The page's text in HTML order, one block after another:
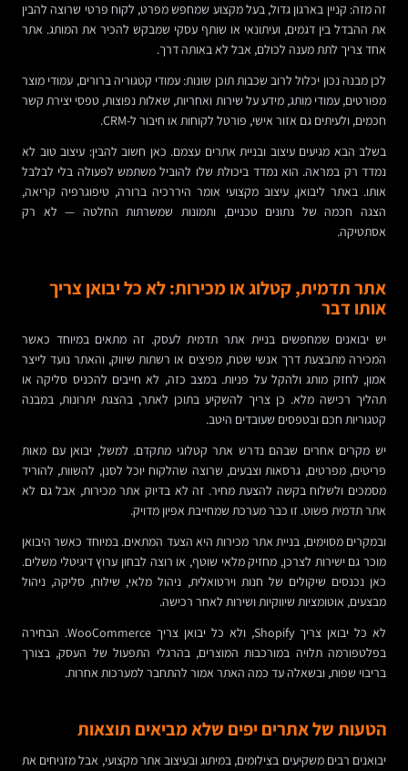
זה מזה: קניין בארגון גדול, בעל מקצוע שמחפש מפרט, לקוח פרטי שרוצה להבין
את ההבדל בין דגמים, ועיתונאי או שותף עסקי שמבקש להכיר את המותג. אתר
אחד צריך לתת מענה לכולם, אבל לא באותה דרך.
לכן מבנה נכון יכלול לרוב שכבות תוכן שונות: עמודי קטגוריה ברורים, עמודי מוצר
מפורטים, עמודי מותג, מידע על שירות ואחריות, שאלות נפוצות, טפסי יצירת קשר
חכמים, ולעיתים גם אזור אישי, פורטל לקוחות או חיבור ל-CRM.
בשלב הבא מגיעים עיצוב ובניית אתרים עצמם. כאן חשוב להבין: עיצוב טוב לא
נמדד רק במראה. הוא נמדד ביכולת שלו להוביל משתמש לפעולה בלי לבלבל
אותו. באתר ליבואן, עיצוב מקצועי אומר היררכיה ברורה, טיפוגרפיה קריאה,
הצגה חכמה של נתונים טכניים, ותמונות שמשרתות החלטה — לא רק
אסתטיקה.
אתר תדמית, קטלוג או מכירות: לא כל יבואן צריך
אותו דבר
יש יבואנים שמחפשים בניית אתר תדמית לעסק. זה מתאים במיוחד כאשר
המכירה מתבצעת דרך אנשי שטח, מפיצים או רשתות שיווק, והאתר נועד לייצר
אמון, לחזק מותג ולהקל על פניות. במצב כזה, לא חייבים להכניס סליקה או
תהליך רכישה מלא. כן צריך להשקיע בתוכן לאתר, בהצגת יתרונות, במבנה
קטגוריות חכם ובטפסים שעובדים היטב.
יש מקרים אחרים שבהם נדרש אתר קטלוגי מתקדם. למשל, יבואן עם מאות
פריטים, מפרטים, גרסאות וצבעים, שרוצה שהלקוח יוכל לסנן, להשוות, להוריד
מסמכים ולשלוח בקשה להצעת מחיר. זה לא בדיוק אתר מכירות, אבל גם לא
אתר תדמית פשוט. זו כבר מערכת שמחייבת אפיון מדויק.
ובמקרים מסוימים, בניית אתר מכירות היא הצעד המתאים. במיוחד כאשר היבואן
מוכר גם ישירות לצרכן, מחזיק מלאי שוטף, או רוצה לבחון ערוץ דיגיטלי משלים.
כאן נכנסים שיקולים של חנות וירטואלית, ניהול מלאי, שילוח, סליקה, ניהול
מבצעים, אוטומציות שיווקיות ושירות לאחר רכישה.
לא כל יבואן צריך Shopify, ולא כל יבואן צריך WooCommerce. הבחירה
בפלטפורמה תלויה במורכבות המוצרים, בהרגלי התפעול של העסק, בצורך
בריבוי שפות, ובשאלה עד כמה האתר אמור להתחבר למערכות אחרות.
הטעות של אתרים יפים שלא מביאים תוצאות
יבואנים רבים משקיעים בצילומים, במיתוג ובעיצוב אתר מקצועי, אבל מזניחים את